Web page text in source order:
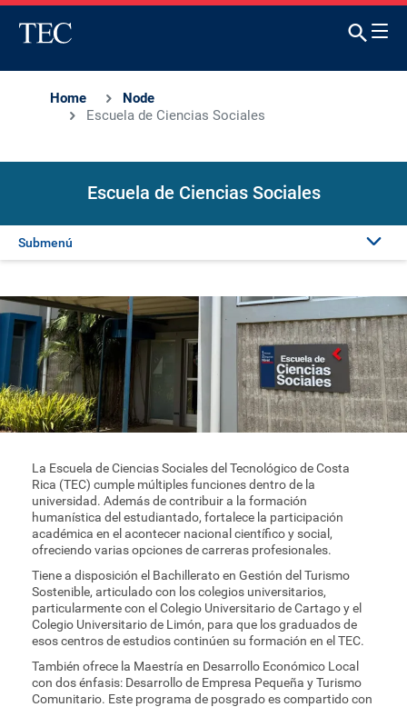
Home
Node
Escuela de Ciencias Sociales
Escuela de Ciencias Sociales
Submenú
Oferta académica
Publicaciones
La Escuela de Ciencias Sociales del Tecnológico de Costa
Rica (TEC) cumple múltiples funciones dentro de la
universidad. Además de contribuir a la formación
humanística del estudiantado, fortalece la participación
académica en el acontecer nacional científico y social,
ofreciendo varias opciones de carreras profesionales.
Tiene a disposición el Bachillerato en Gestión del Turismo
Sostenible, articulado con los colegios universitarios,
particularmente con el Colegio Universitario de Cartago y el
Colegio Universitario de Limón, para que los graduados de
esos centros de estudios continúen su formación en el TEC.
También ofrece la Maestría en Desarrollo Económico Local
con dos énfasis: Desarrollo de Empresa Pequeña y Turismo
Comunitario. Este programa de posgrado es compartido con